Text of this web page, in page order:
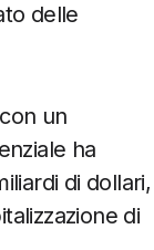
delle
un
ha
di dollari,
di